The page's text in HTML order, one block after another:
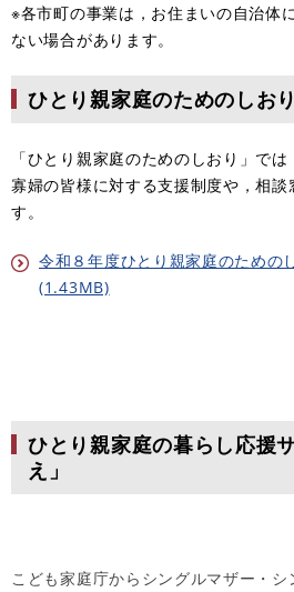
※各市町の事業は，お住まいの自治体
ない場合があります。
ひとり親家庭のためのしおり
「ひとり親家庭のためのしおり」で
寡婦の皆様に対する支援制度や，相談
す。
令和８年度ひとり親家庭のための
(1.43MB)
ひとり親家庭の暮らし応援
え」
こども家庭庁からシングルマザー・